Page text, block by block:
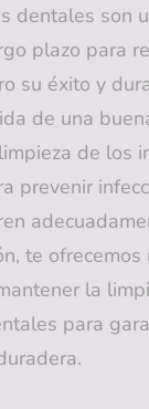
dentales son
plazo para
su éxito y
de una
de los
prevenir
te
la
para